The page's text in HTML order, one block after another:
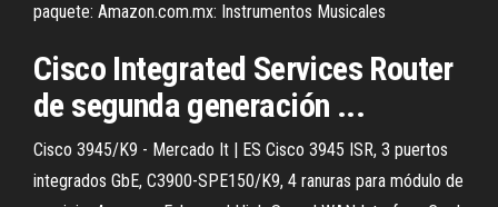
paquete: Amazon.com.mx: Instrumentos Musicales
Cisco Integrated Services Router
de segunda generación ...
Cisco 3945/K9 - Mercado It | ES Cisco 3945 ISR, 3 puertos
integrados GbE, C3900-SPE150/K9, 4 ranuras para módulo de